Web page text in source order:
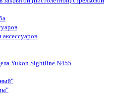
аксессуаров
Yukon Sightline N455